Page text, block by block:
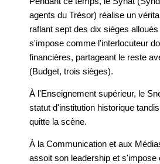
agents du Trésor) réalise un
raflant sept des dix sièges
s'impose comme l'interlocuteur
financières, partageant le reste
(Budget, trois sièges).
À l'Enseignement supérieur, le
statut d'institution historique
quitte la scène.
À la Communication et aux
assoit son leadership et s'impose